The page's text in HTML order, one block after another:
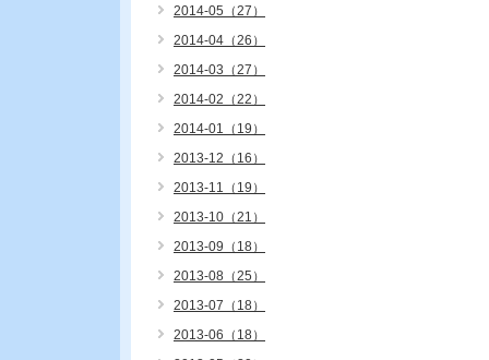
2014-05（27）
2014-04（26）
2014-03（27）
2014-02（22）
2014-01（19）
2013-12（16）
2013-11（19）
2013-10（21）
2013-09（18）
2013-08（25）
2013-07（18）
2013-06（18）